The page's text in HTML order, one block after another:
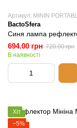
Артикул: MININ
BactoSfera
Синя лампа
694.00 грн 720.00 грн
В наявності
Хіт
−5%